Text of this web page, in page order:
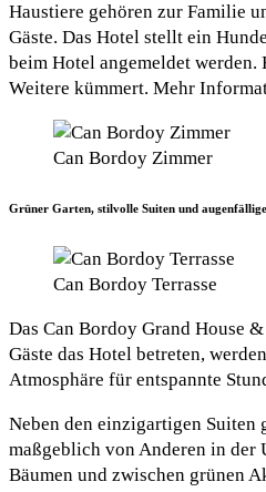
Haustiere gehören zur Familie
Gäste. Das Hotel stellt ein
beim Hotel angemeldet
Weitere kümmert. Mehr
Can Bordoy Zimmer
Grüner Garten, stilvolle Suiten und
Can Bordoy Terrasse
Das Can Bordoy Grand House
Gäste das Hotel betreten,
Atmosphäre für entspannte
Neben den einzigartigen Suiten
maßgeblich von Anderen in der
Bäumen und zwischen grünen